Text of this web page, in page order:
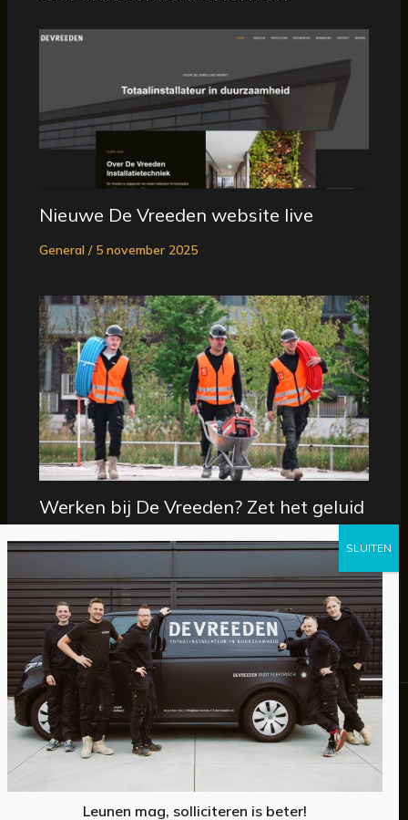
Nieuwe De Vreeden website live
General/ 5 november 2025
Werken bij De Vreeden? Zet het geluid
Home
Over ons
Certificering
Zakelijk
Particulier
Referenties
Leunen mag, solliciteren is beter!